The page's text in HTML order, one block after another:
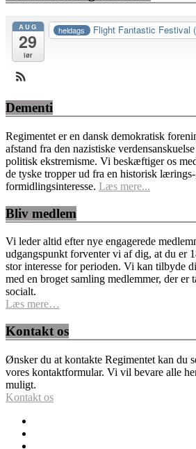
AUG
29
lør
heldags Flight Fantastic Festival
Dementi
Regimentet er en dansk demokratisk
afstand fra den nazistiske
politisk ekstremisme. Vi beskæftiger os
de tyske tropper ud fra en historisk
formidlingsinteresse. Læs mere...
Bliv medlem
Vi leder altid efter nye engagerede
udgangspunkt forventer vi af dig, at du er
stor interesse for perioden. Vi kan tilbyde
med en broget samling medlemmer, der er
socialt.
Læs mere…
Kontakt os
Ønsker du at kontakte Regimentet kan du
vores kontaktformular. Vi vil bevare alle
muligt.
Kontakt os